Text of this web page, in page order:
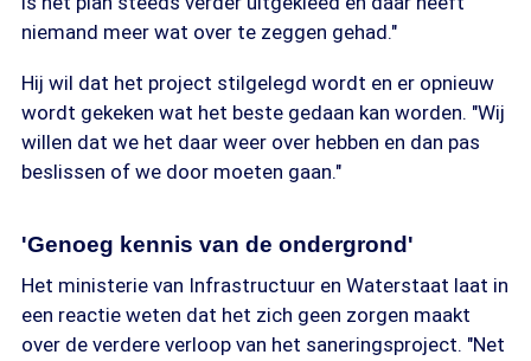
niemand meer wat over te zeggen gehad."
Hij wil dat het project stilgelegd wordt en er opnieuw
wordt gekeken wat het beste gedaan kan worden. "Wij
willen dat we het daar weer over hebben en dan pas
beslissen of we door moeten gaan."
'Genoeg kennis van de ondergrond'
Het ministerie van Infrastructuur en Waterstaat laat in
een reactie weten dat het zich geen zorgen maakt
over de verdere verloop van het saneringsproject. "Net